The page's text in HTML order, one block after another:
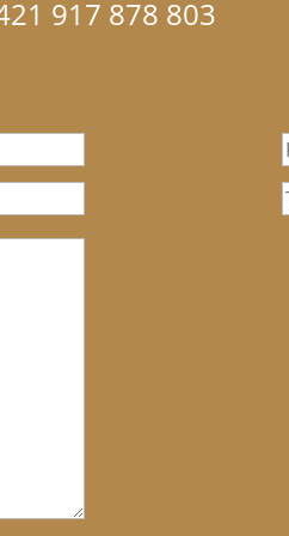
917 878 803